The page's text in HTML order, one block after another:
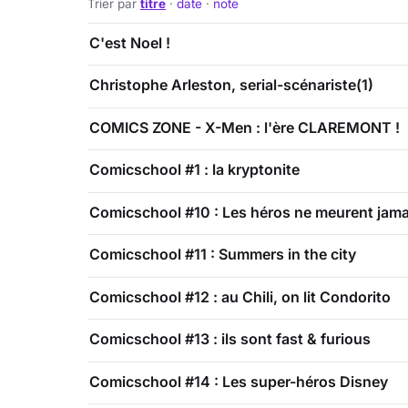
Trier par titre · date · note
C'est Noel !
Christophe Arleston, serial-scénariste(1)
COMICS ZONE - X-Men : l'ère CLAREMONT !
Comicschool #1 : la kryptonite
Comicschool #10 : Les héros ne meurent
Comicschool #11 : Summers in the city
Comicschool #12 : au Chili, on lit Condorito
Comicschool #13 : ils sont fast & furious
Comicschool #14 : Les super-héros Disney